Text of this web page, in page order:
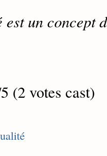
un concept
(2 votes cast)